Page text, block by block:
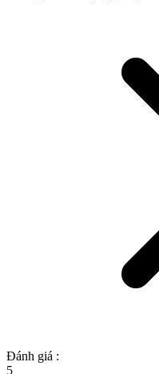
Đánh giá :
5